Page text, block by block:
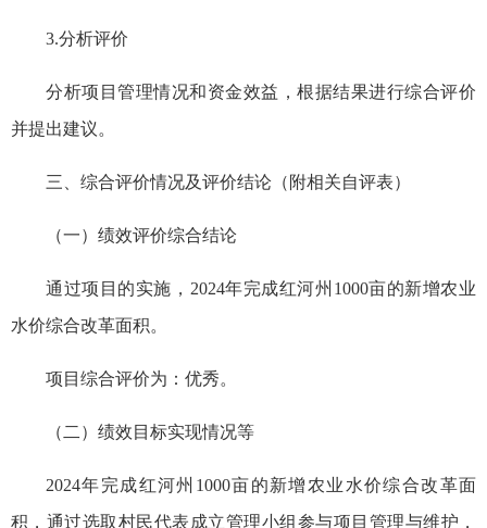
3.分析评价
分析项目管理情况和资金效益，根据结果进行综合评价
并提出建议。
三、综合评价情况及评价结论（附相关自评表）
（一）绩效评价综合结论
通过项目的实施，2024年完成红河州1000亩的新增农业
水价综合改革面积。
项目综合评价为：优秀。
（二）绩效目标实现情况等
2024年完成红河州1000亩的新增农业水价综合改革面
积，通过选取村民代表成立管理小组参与项目管理与维护，